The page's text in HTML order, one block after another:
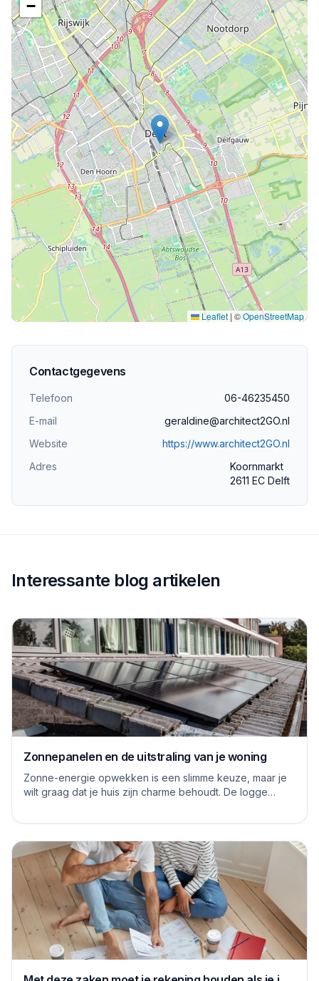
−
Leaflet | ©OpenStreetMap
Contactgegevens
Telefoon
06-46235450
E-mail
geraldine@architect2GO.nl
Website
https://www.architect2GO.nl
Adres
Koornmarkt
2611 EC Delft
Interessante blog artikelen
Zonnepanelen en de uitstraling van je woning
Zonne-energie opwekken is een slimme keuze, maar je
wilt graag dat je huis zijn charme behoudt. De logge